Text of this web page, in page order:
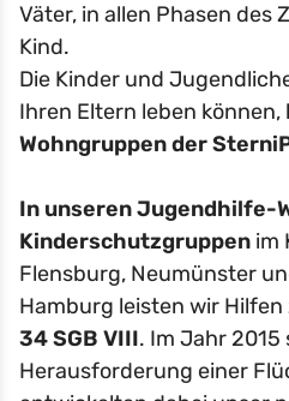
Väter, in allen Phasen des
Kind.
Die Kinder und
Ihren Eltern leben können,
Wohngruppen der
In unseren Jugendhilfe-
Kinderschutzgruppen im
Flensburg, Neumünster
Hamburg leisten wir
34 SGB VIII. Im Jahr
Herausforderung einer